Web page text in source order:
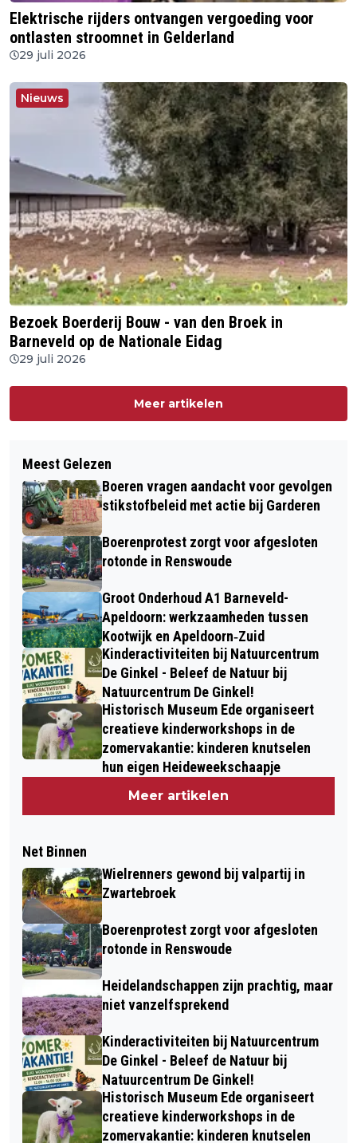
Elektrische rijders ontvangen vergoeding voor
ontlasten stroomnet in Gelderland
29 juli 2026
Nieuws
Bezoek Boerderij Bouw - van den Broek in
Barneveld op de Nationale Eidag
29 juli 2026
Meer artikelen
Meest Gelezen
Boeren vragen aandacht voor gevolgen
stikstofbeleid met actie bij Garderen
Boerenprotest zorgt voor afgesloten
rotonde in Renswoude
Groot Onderhoud A1 Barneveld-
Apeldoorn: werkzaamheden tussen
Kootwijk en Apeldoorn‐Zuid
Kinderactiviteiten bij Natuurcentrum
De Ginkel - Beleef de Natuur bij
Natuurcentrum De Ginkel!
Historisch Museum Ede organiseert
creatieve kinderworkshops in de
zomervakantie: kinderen knutselen
hun eigen Heideweekschaapje
Meer artikelen
Net Binnen
Wielrenners gewond bij valpartij in
Zwartebroek
Boerenprotest zorgt voor afgesloten
rotonde in Renswoude
Heidelandschappen zijn prachtig, maar
niet vanzelfsprekend
Kinderactiviteiten bij Natuurcentrum
De Ginkel - Beleef de Natuur bij
Natuurcentrum De Ginkel!
Historisch Museum Ede organiseert
creatieve kinderworkshops in de
zomervakantie: kinderen knutselen